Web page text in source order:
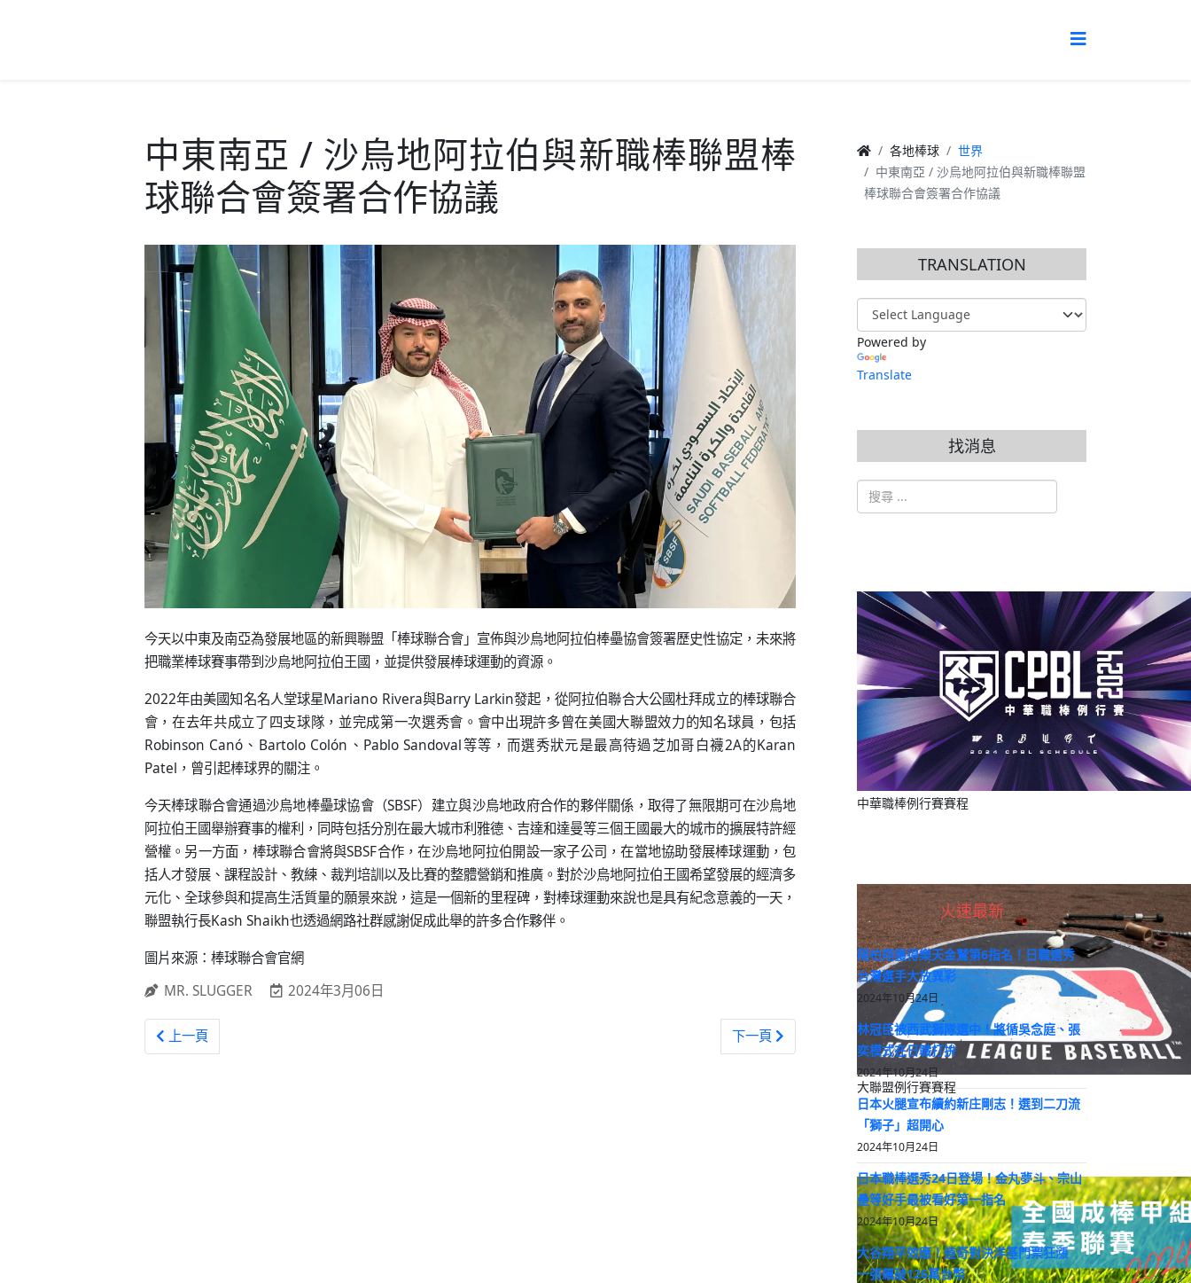
中東南亞 / 沙烏地阿拉伯與新職棒聯盟棒
球聯合會簽署合作協議
今天以中東及南亞為發展地區的新興聯盟「棒球聯合會」宣佈與沙烏地阿拉伯棒壘協會簽署歷史性協定，未來將
把職業棒球賽事帶到沙烏地阿拉伯王國，並提供發展棒球運動的資源。
2022年由美國知名名人堂球星Mariano Rivera與Barry Larkin發起，從阿拉伯聯合大公國杜拜成立的棒球聯合
會，在去年共成立了四支球隊，並完成第一次選秀會。會中出現許多曾在美國大聯盟效力的知名球員，包括
Robinson Canó、Bartolo Colón、Pablo Sandoval等等，而選秀狀元是最高待過芝加哥白襪2A的Karan
Patel，曾引起棒球界的關注。
今天棒球聯合會通過沙烏地棒壘球協會（SBSF）建立與沙烏地政府合作的夥伴關係，取得了無限期可在沙烏地
阿拉伯王國舉辦賽事的權利，同時包括分別在最大城市利雅德、吉達和達曼等三個王國最大的城市的擴展特許經
營權。另一方面，棒球聯合會將與SBSF合作，在沙烏地阿拉伯開設一家子公司，在當地協助發展棒球運動，包
括人才發展、課程設計、教練、裁判培訓以及比賽的整體營銷和推廣。對於沙烏地阿拉伯王國希望發展的經濟多
元化、全球參與和提高生活質量的願景來說，這是一個新的里程碑，對棒球運動來說也是具有紀念意義的一天，
聯盟執行長Kash Shaikh也透過網路社群感謝促成此舉的許多合作夥伴。
圖片來源：棒球聯合會官網
MR. SLUGGER
2024年3月06日
上一篇文章: WBSC / 第五屆U23世界盃棒球賽分組出爐 國際棒總賽事首度由中國主辦
上一頁 下一篇文章: 韓職 / 培證英雄二軍贈送三千顆練習球給高雄三民高中及高苑工商
下一頁
各地棒球
世界
中東南亞 / 沙烏地阿拉伯與新職棒聯盟
棒球聯合會簽署合作協議
TRANSLATION
Powered by
Translate
找消息
搜索
中華職棒例行賽賽程
大聯盟例行賽賽程
火速最新
陽柏翔獲得樂天金鷲第6指名！日職選秀
台灣選手大放異彩
2024年10月24日
林冠臣被西武獅隊選中！將循吳念庭、張
奕模式在日職打拚
2024年10月24日
日本火腿宣布續約新庄剛志！選到二刀流
「獅子」超開心
2024年10月24日
日本職棒選秀24日登場！金丸夢斗、宗山
壘等好手最被看好第一指名
2024年10月24日
大谷翔平效應！道奇對決洋基門票狂漲
一張飆破126萬台幣